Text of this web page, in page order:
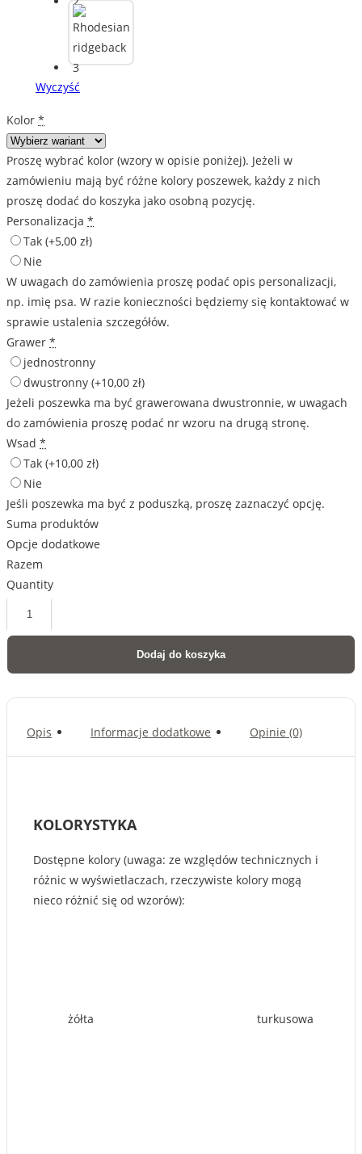
Wyczyść
Kolor *
Proszę wybrać kolor (wzory w opisie poniżej). Jeżeli w
zamówieniu mają być różne kolory poszewek, każdy z nich
proszę dodać do koszyka jako osobną pozycję.
Personalizacja *
Tak (+5,00 zł)
Nie
W uwagach do zamówienia proszę podać opis personalizacji,
np. imię psa. W razie konieczności będziemy się kontaktować w
sprawie ustalenia szczegółów.
Grawer *
jednostronny
dwustronny (+10,00 zł)
Jeżeli poszewka ma być grawerowana dwustronnie, w uwagach
do zamówienia proszę podać nr wzoru na drugą stronę.
Wsad *
Tak (+10,00 zł)
Nie
Jeśli poszewka ma być z poduszką, proszę zaznaczyć opcję.
Suma produktów
Opcje dodatkowe
Razem
Quantity
Rhodesian
poduszce
Dodaj do koszyka
Opis Informacje dodatkowe Opinie (0)
KOLORYSTYKA
Dostępne kolory (uwaga: ze względów technicznych i
różnic w wyświetlaczach, rzeczywiste kolory mogą
nieco różnić się od wzorów):
żółta turkusowa